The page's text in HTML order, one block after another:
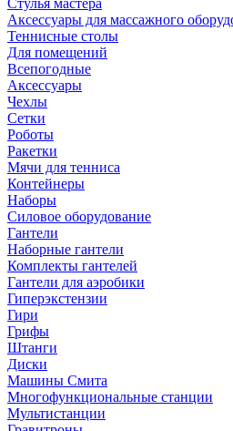
Стулья мастера
Аксессуары для массажного
Теннисные столы
Для помещений
Всепогодные
Аксессуары
Чехлы
Сетки
Роботы
Ракетки
Мячи для тенниса
Контейнеры
Наборы
Силовое оборудование
Гантели
Наборные гантели
Комплекты гантелей
Гантели для аэробики
Гиперэкстензии
Гири
Грифы
Штанги
Диски
Машины Смита
Многофункциональные станции
Мультистанции